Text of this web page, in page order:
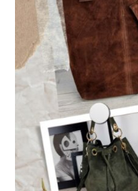
ρωγμές της
ανάμεσα στο
ωμή ενέργεια της
μουσική που μιλά για
και την ανάγκη για
Μέλη του
Φωνή & Κιθάρα,
Θωμάς – Μπάσο,